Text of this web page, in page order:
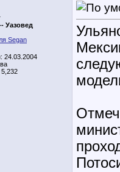
Уазовед
24.03.2004